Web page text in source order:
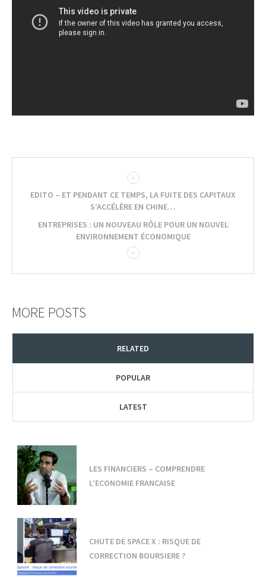
EDITO – ET PENDANT CE TEMPS, LA FUITE DES CAPITAUX
S’ACCÉLÈRE EN CHINE…
ENTREPRISES : UN NOUVEAU RÔLE POUR UN NOUVEL
ENVIRONNEMENT ÉCONOMIQUE
MORE POSTS
RELATED
POPULAR
LATEST
LES FINANCIERS – COMPRENDRE
L’ECONOMIE FRANCAISE
CHUTE DE SPACE X : RISQUE DE
CORRECTION BOURSIERE ?